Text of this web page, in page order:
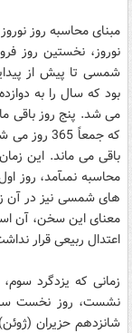
مبناى محاسبه روز نوروز
نوروز، نخستين روز
مى ‏شد. پنج روز باقى
باقى مى ‏ماند. اين
محاسبه نمى‏آمد، روز
هاى شمسى نيز در آن
معناى اين سخن، آن
اعتدال ربيعى قرار
نشست، روز نخست